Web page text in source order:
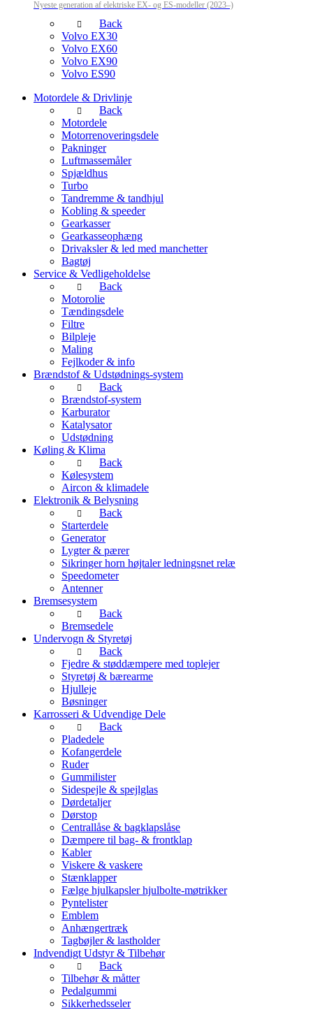
Nyeste generation af elektriske EX- og ES-modeller (2023–)
Back
Volvo EX30
Volvo EX60
Volvo EX90
Volvo ES90
Motordele & Drivlinje
Back
Motordele
Motorrenoveringsdele
Pakninger
Luftmassemåler
Spjældhus
Turbo
Tandremme & tandhjul
Kobling & speeder
Gearkasser
Gearkasseophæng
Drivaksler & led med manchetter
Bagtøj
Service & Vedligeholdelse
Back
Motorolie
Tændingsdele
Filtre
Bilpleje
Maling
Fejlkoder & info
Brændstof & Udstødnings-system
Back
Brændstof-system
Karburator
Katalysator
Udstødning
Køling & Klima
Back
Kølesystem
Aircon & klimadele
Elektronik & Belysning
Back
Starterdele
Generator
Lygter & pærer
Sikringer horn højtaler ledningsnet relæ
Speedometer
Antenner
Bremsesystem
Back
Bremsedele
Undervogn & Styretøj
Back
Fjedre & støddæmpere med toplejer
Styretøj & bærearme
Hjulleje
Bøsninger
Karrosseri & Udvendige Dele
Back
Pladedele
Kofangerdele
Ruder
Gummilister
Sidespejle & spejlglas
Dørdetaljer
Dørstop
Centrallåse & bagklapslåse
Dæmpere til bag- & frontklap
Kabler
Viskere & vaskere
Stænklapper
Fælge hjulkapsler hjulbolte-møtrikker
Pyntelister
Emblem
Anhængertræk
Tagbøjler & lastholder
Indvendigt Udstyr & Tilbehør
Back
Tilbehør & måtter
Pedalgummi
Sikkerhedsseler